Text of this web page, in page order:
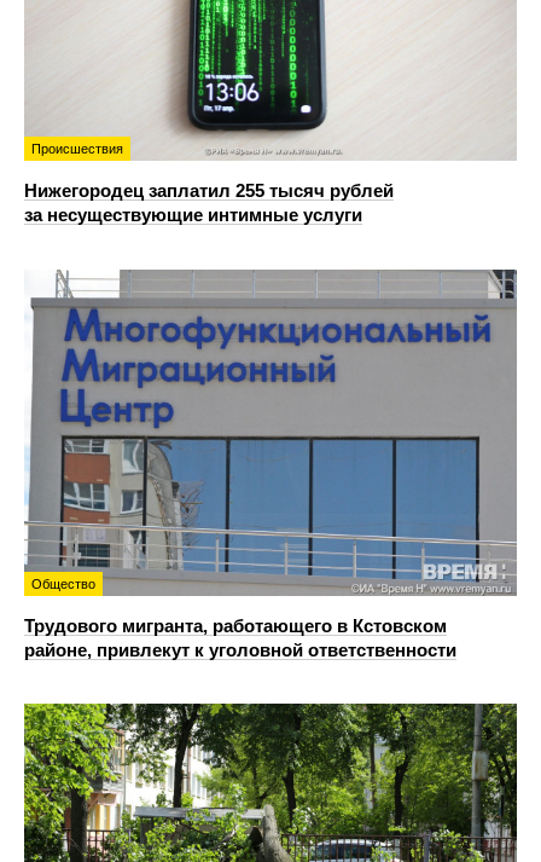
Происшествия
Нижегородец заплатил 255 тысяч рублей
за несуществующие интимные услуги
Общество
Трудового мигранта, работающего в Кстовском
районе, привлекут к уголовной ответственности